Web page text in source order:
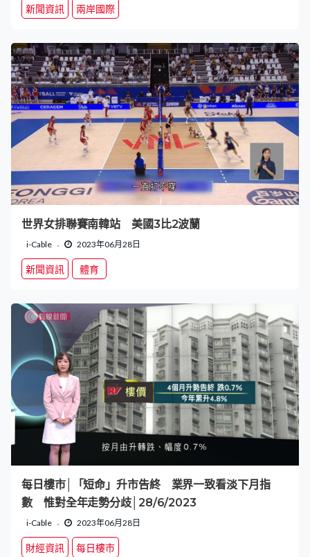
新聞資訊 兩岸國際
世界女排聯賽南韓站 美國3比2波蘭
i-Cable 2023年06月28日
新聞資訊 體育
每日樓市│「短命」升市告終 業界一致看淡下月指
數 惟對全年走勢分歧│28/6/2023
i-Cable 2023年06月28日
財經資訊 每日樓市